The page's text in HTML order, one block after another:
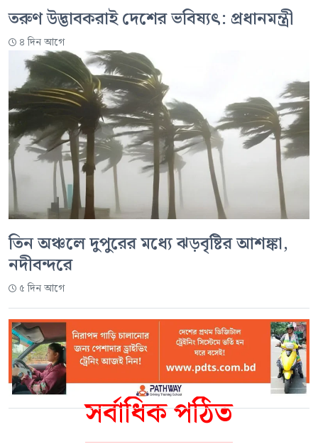
সর্বাধিক পঠিত
তরুণ উদ্ভাবকরাই দেশের ভবিষ্যৎ: প্রধানমন্ত্রী
৪ দিন আগে
তিন অঞ্চলে দুপুরের মধ্যে ঝড়বৃষ্টির আশঙ্কা,
নদীবন্দরে
৫ দিন আগে